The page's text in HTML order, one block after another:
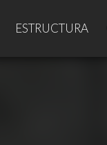
ESTRUCTURA